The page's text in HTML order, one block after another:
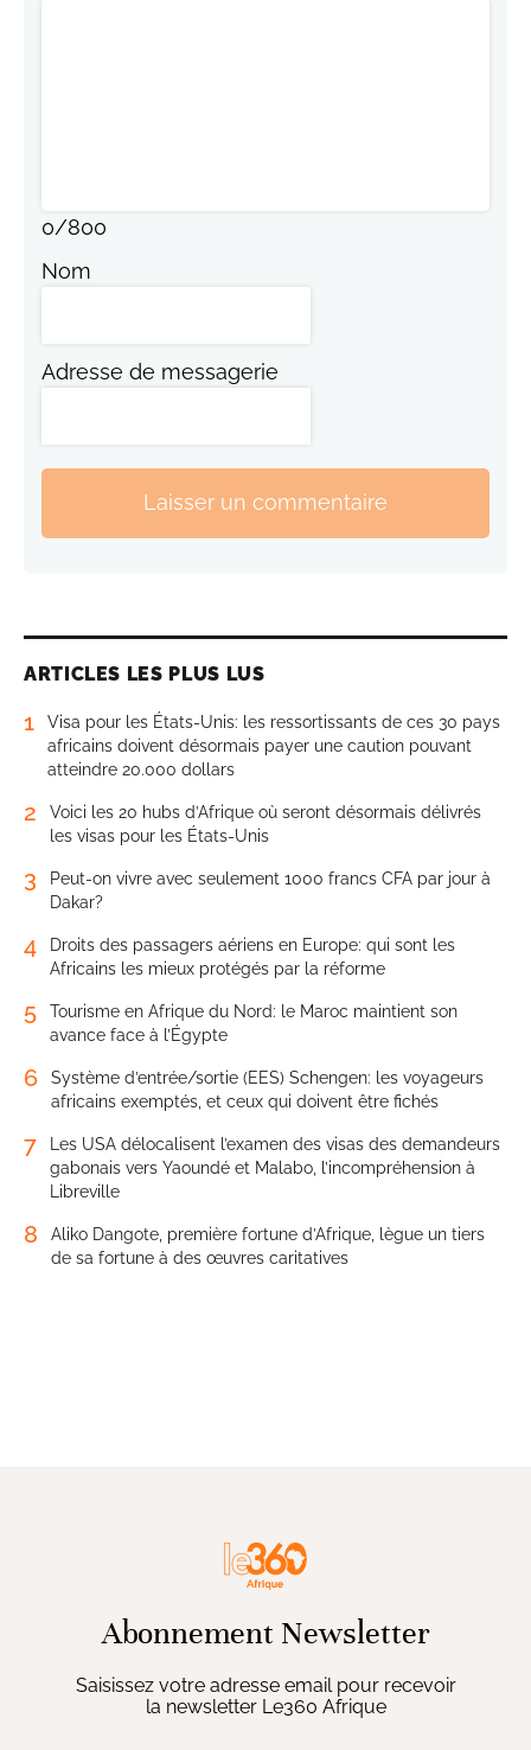
0/800
Nom
Adresse de messagerie
Laisser un commentaire
ARTICLES LES PLUS LUS
1
Visa pour les États-Unis: les ressortissants de ces 30 pays
africains doivent désormais payer une caution pouvant
atteindre 20.000 dollars
2
Voici les 20 hubs d’Afrique où seront désormais délivrés
les visas pour les États-Unis
3
Peut-on vivre avec seulement 1000 francs CFA par jour à
Dakar?
4
Droits des passagers aériens en Europe: qui sont les
Africains les mieux protégés par la réforme
5
Tourisme en Afrique du Nord: le Maroc maintient son
avance face à l’Égypte
6
Système d’entrée/sortie (EES) Schengen: les voyageurs
africains exemptés, et ceux qui doivent être fichés
7
Les USA délocalisent l’examen des visas des demandeurs
gabonais vers Yaoundé et Malabo, l’incompréhension à
Libreville
8
Aliko Dangote, première fortune d’Afrique, lègue un tiers
de sa fortune à des œuvres caritatives
Abonnement Newsletter
Saisissez votre adresse email pour recevoir
la newsletter Le360 Afrique